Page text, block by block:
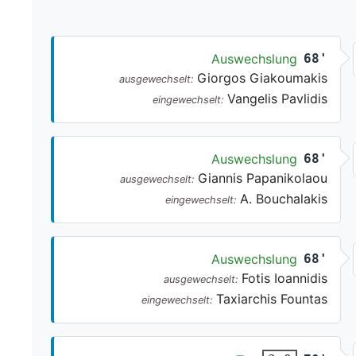
Auswechslung 68'
ausgewechselt: Giorgos Giakoumakis
eingewechselt: Vangelis Pavlidis
Auswechslung 68'
ausgewechselt: Giannis Papanikolaou
eingewechselt: A. Bouchalakis
Auswechslung 68'
ausgewechselt: Fotis Ioannidis
eingewechselt: Taxiarchis Fountas